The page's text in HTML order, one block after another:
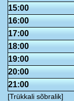
15:00
16:00
17:00
18:00
19:00
20:00
21:00
[Trükkali sõbralik]